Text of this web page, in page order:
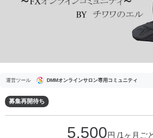
運営ツール DMMオンラインサロン専用コミュニティ
募集再開待ち
5,500円 /1ヶ月ご